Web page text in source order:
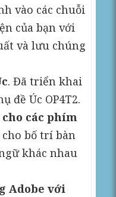
vào các chuỗi
của bạn với
và lưu chúng
. Đã triển khai
đề Úc OP4T2.
các phím
bố trí bàn
khác nhau
Adobe với